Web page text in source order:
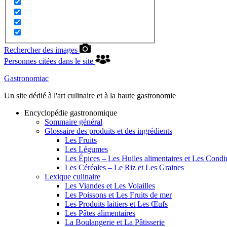
Rechercher des images
Personnes citées dans le site
Gastronomiac
Un site dédié à l'art culinaire et à la haute gastronomie
Encyclopédie gastronomique
Sommaire général
Glossaire des produits et des ingrédients
Les Fruits
Les Légumes
Les Épices – Les Huiles alimentaires et Les
Les Céréales – Le Riz et Les Graines
Lexique culinaire
Les Viandes et Les Volailles
Les Poissons et Les Fruits de mer
Les Produits laitiers et Les Œufs
Les Pâtes alimentaires
La Boulangerie et La Pâtisserie